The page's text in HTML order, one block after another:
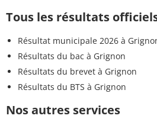
Tous les résultats
Résultat municipale 2026 à
Résultats du bac à Grignon
Résultats du brevet à Grignon
Résultats du BTS à Grignon
Nos autres services